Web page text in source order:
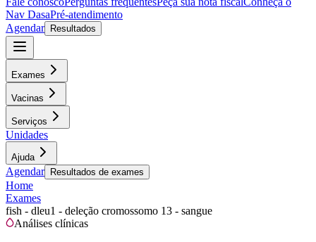
Nav DasaPré-atendimento
Agendar
Resultados
Exames
Vacinas
Serviços
Unidades
Ajuda
Agendar Resultados de exames
Home
Exames
fish - dleu1 - deleção cromossomo 13 - sangue
Análises clínicas